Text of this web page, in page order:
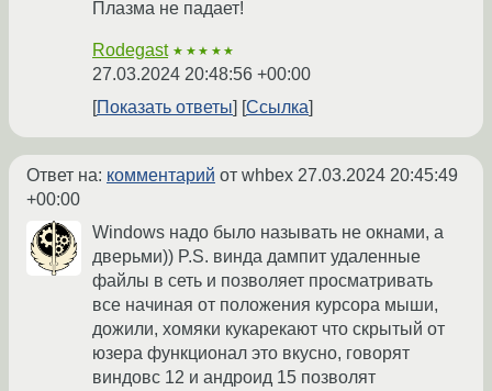
Плазма не падает!
Rodegast ★★★★★
27.03.2024 20:48:56 +00:00
Показать ответы
Ссылка
Ответ на: комментарий от whbex 27.03.2024 20:45:49
+00:00
Windows надо было называть не окнами, а
дверьми)) P.S. винда дампит удаленные
файлы в сеть и позволяет просматривать
все начиная от положения курсора мыши,
дожили, хомяки кукарекают что скрытый от
юзера функционал это вкусно, говорят
виндовс 12 и андроид 15 позволят